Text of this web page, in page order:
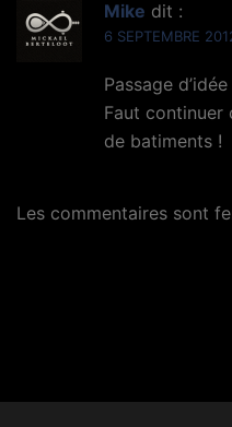
Mike dit :
6 SEPTEMBRE
Passage
Faut continuer
de batiments !
Les commentaires sont